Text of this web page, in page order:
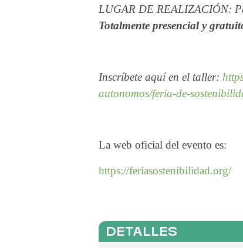
LUGAR DE REALIZACIÓN:
Totalmente presencial y
Inscríbete aquí en el taller:
autonomos/feria-de-
La web oficial del evento es:
https://feriasostenibilidad.org/
DETALLES